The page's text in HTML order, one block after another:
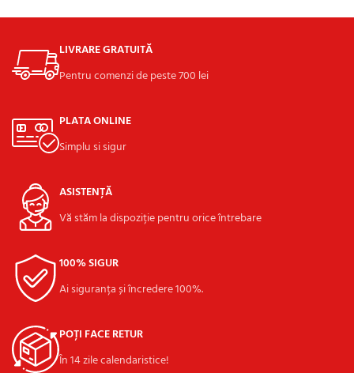
LIVRARE GRATUITĂ
Pentru comenzi de peste 700 lei
PLATA ONLINE
Simplu si sigur
ASISTENȚĂ
Vă stăm la dispoziție pentru orice întrebare
100% SIGUR
Ai siguranța și încredere 100%.
POȚI FACE RETUR
În 14 zile calendaristice!